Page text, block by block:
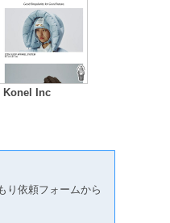
Konel Inc
り依頼フォームから